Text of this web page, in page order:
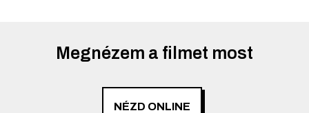
Megnézem a filmet most
NÉZD ONLINE